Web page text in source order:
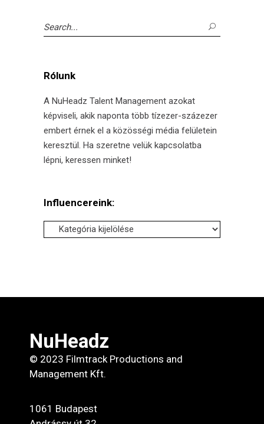
Search
for:
Rólunk
A NuHeadz Talent Management azokat
képviseli, akik naponta több tízezer-százezer
embert érnek el a közösségi média felületein
keresztül. Ha szeretne velük kapcsolatba
lépni, keressen minket!
Influencereink:
Influencereink:
NuHeadz
© 2023 Filmtrack Productions and
Management Kft.
1061 Budapest